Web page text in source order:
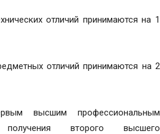
отличий принимаются на 1
отличий принимаются на 2
высшим профессиональным
второго высшего